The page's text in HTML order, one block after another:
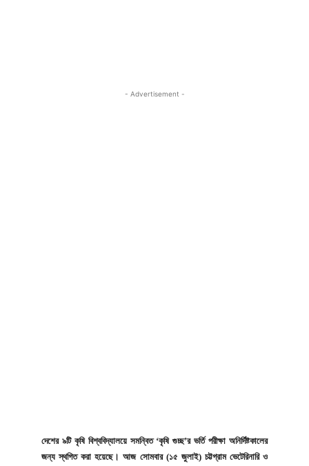
- Advertisement -
দেশের ৯টি কৃষি বিশ্ববিদ্যালয়ে সমন্বিত ‘কৃষি গুচ্ছ’র ভর্তি পরীক্ষা অনির্দিষ্টকালের
জন্য স্থগিত করা হয়েছে। আজ সোমবার (১৫ জুলাই) চট্টগ্রাম ভেটেরিনারি ও